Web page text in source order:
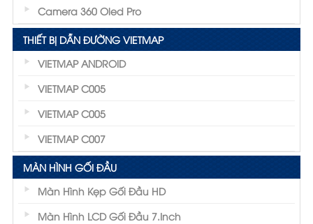
Camera 360 Oled Pro
THIẾT BỊ DẪN ĐƯỜNG VIETMAP
VIETMAP ANDROID
VIETMAP C005
VIETMAP C005
VIETMAP C007
MÀN HÌNH GỐI ĐẦU
Màn Hình Kẹp Gối Đầu HD
Màn Hình LCD Gối Đầu 7.inch